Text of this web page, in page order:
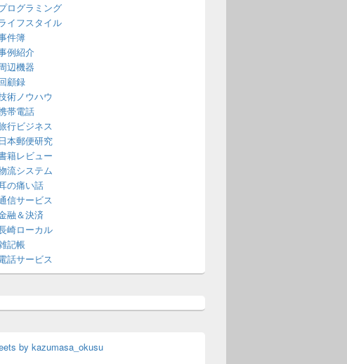
ログラミング
イフスタイル
件簿
例紹介
辺機器
顧録
術ノウハウ
帯電話
行ビジネス
日本郵便研究
籍レビュー
流システム
の痛い話
信サービス
融＆決済
崎ローカル
記帳
話サービス
by kazumasa_okusu